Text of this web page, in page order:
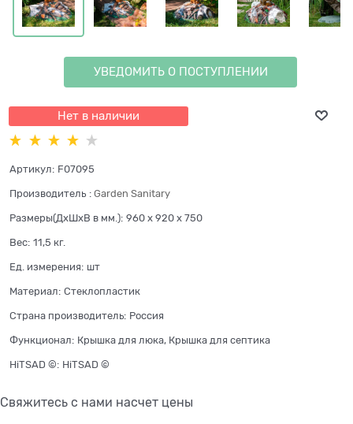
УВЕДОМИТЬ О ПОСТУПЛЕНИИ
Нет в наличии
Артикул: F07095
Производитель : Garden Sanitary
Размеры(ДхШхВ в мм.): 960 x 920 x 750
Вес: 11,5 кг.
Ед. измерения: шт
Материал: Стеклопластик
Страна производитель: Россия
Функционал: Крышка для люка, Крышка для септика
HiTSAD ©: HiTSAD ©
Свяжитесь с нами насчет цены